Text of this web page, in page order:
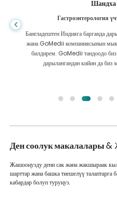
Шандха
Гастроэнтерология
Бангладештен Индияга барганда
жана GoMedii компаниясынын
билдирем. GoMedii тандоодо
дарылангандан кийин да биз
Ден соолук макалалары&
Жашооңузду дени сак жана жакшыраак
шарттар жана башка тиешелүү
кабардар болуп туруңуз.